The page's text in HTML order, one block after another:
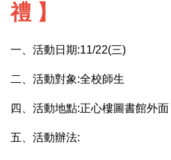
禮 】
一、活動日期:11/22(三)
二、活動對象:全校師生
四、活動地點:正心樓圖書館外面
五、活動辦法: